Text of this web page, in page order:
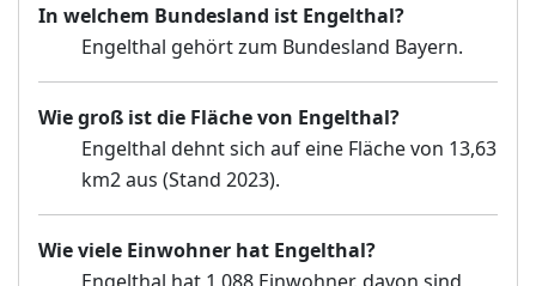
In welchem Bundesland ist Engelthal?
Engelthal gehört zum Bundesland Bayern.
Wie groß ist die Fläche von Engelthal?
Engelthal dehnt sich auf eine Fläche von 13,63
km2 aus (Stand 2023).
Wie viele Einwohner hat Engelthal?